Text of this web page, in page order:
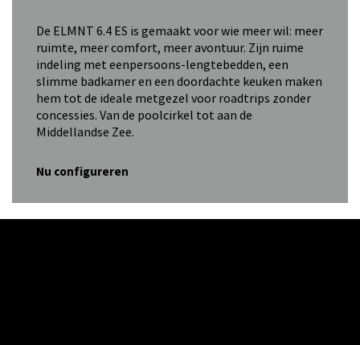
De ELMNT 6.4 ES is gemaakt voor wie meer wil: meer
ruimte, meer comfort, meer avontuur. Zijn ruime
indeling met eenpersoons-lengtebedden, een
slimme badkamer en een doordachte keuken maken
hem tot de ideale metgezel voor roadtrips zonder
concessies. Van de poolcirkel tot aan de
Middellandse Zee.
Nu configureren